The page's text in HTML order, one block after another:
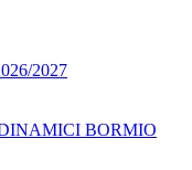
2027
BORMIO